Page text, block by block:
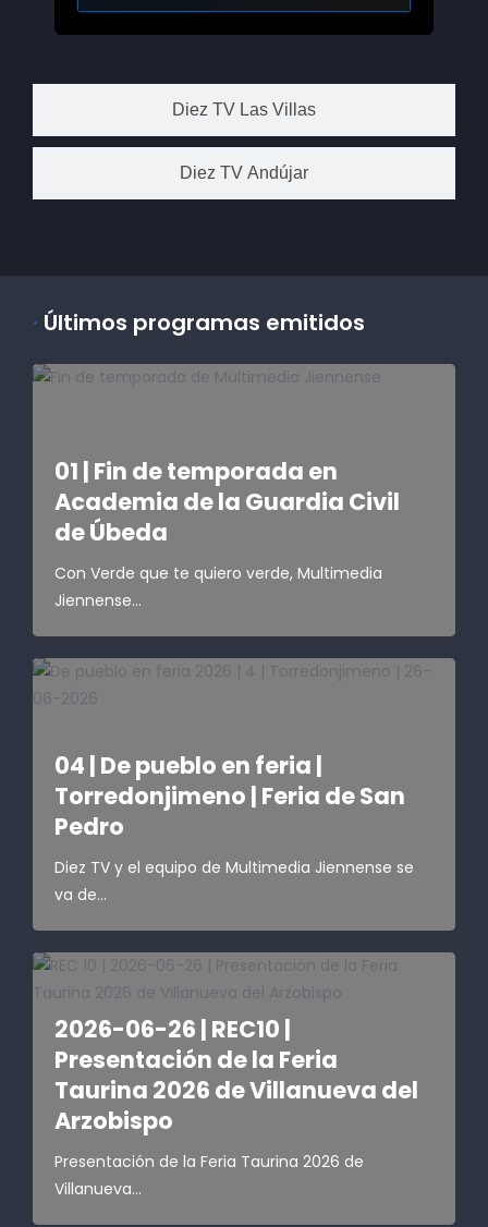
Diez TV Las Villas
Diez TV Andújar
· Últimos programas emitidos
01 | Fin de temporada en
Academia de la Guardia Civil
de Úbeda
Con Verde que te quiero verde, Multimedia
Jiennense...
​04 | De pueblo en feria |
Torredonjimeno | Feria de San
Pedro
Diez TV y el equipo de Multimedia Jiennense se
va de...
​2026-06-26 | REC10 |
Presentación de la Feria
Taurina 2026 de Villanueva del
Arzobispo
Presentación de la Feria Taurina 2026 de
Villanueva...